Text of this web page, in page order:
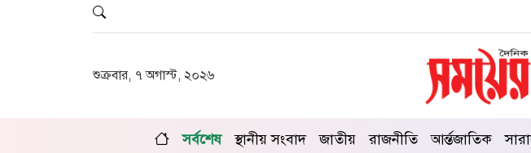
শুক্রবার, ৭ অগাস্ট, ২০২৬
সর্বশেষ স্থানীয় সংবাদ জাতীয় রাজনীতি আর্ন্তজাতিক